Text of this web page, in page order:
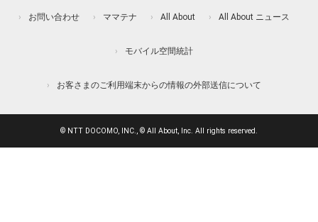
お問い合わせ ママテナ All About All About ニュース
モバイル空間統計
お客さまのご利用端末からの情報の外部送信について
© NTT DOCOMO, INC., © All About, Inc. All rights reserved.